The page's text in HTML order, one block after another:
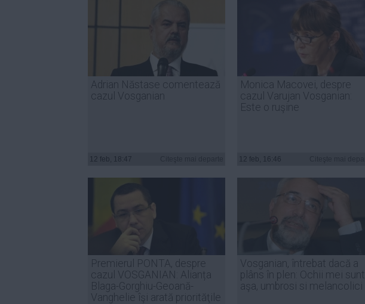
Adrian Năstase comentează
cazul Vosganian
12 feb, 18:47
Monica Macovei, despre
cazul Varujan Vosganian:
Este o ruşine
12 feb, 16:46
Premierul PONTA, despre
cazul VOSGANIAN: Alianța
Blaga-Gorghiu-Geoană-
Vanghelie îşi arată priorităţile
Vosganian, întrebat dacă a
plâns în plen: Ochii mei sunt
aşa, umbrosi si melancolici